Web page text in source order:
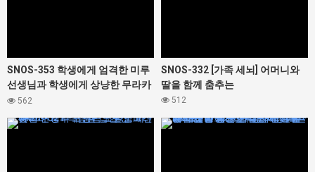
SNOS-353 학생에게 엄격한 미루
선생님과 학생에게 상냥한 무라카
미 유카 선생님의 레즈키스 현장
녹는 네쵸리 베로키스 반대 3P 관
562
SNOS-332 [가족 세뇌] 어머니와
딸을 함께 춤추는
512
427458 427414